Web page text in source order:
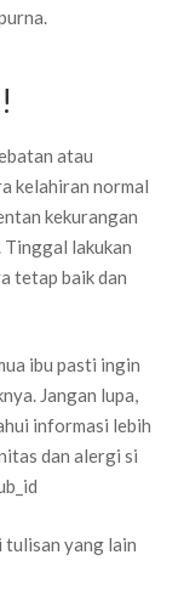
atau
kelahiran normal
kekurangan
Tinggal lakukan
tetap baik dan
ibu pasti ingin
Jangan lupa,
informasi lebih
dan alergi si
tulisan yang lain